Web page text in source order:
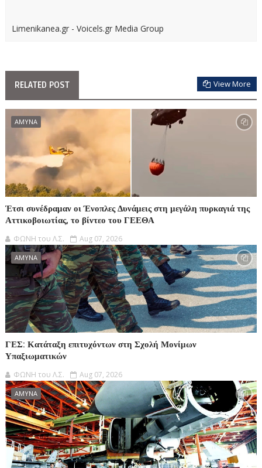
Limenikanea.gr - Voicels.gr Media Group
RELATED POST View More
ΑΜΥΝΑ
Έτσι συνέδραμαν οι Ένοπλες Δυνάμεις στη μεγάλη πυρκαγιά της
Αττικοβοιωτίας, το βίντεο του ΓΕΕΘΑ
ΦΩΝΗ του Λ.Σ. Aug 07, 2026
ΑΜΥΝΑ
ΓΕΣ: Κατάταξη επιτυχόντων στη Σχολή Μονίμων
Υπαξιωματικών
ΦΩΝΗ του Λ.Σ. Aug 07, 2026
ΑΜΥΝΑ